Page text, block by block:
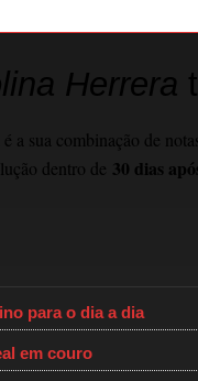
Herrera
a sua combinação de
dentro de 30 dias
para o dia a dia
em couro